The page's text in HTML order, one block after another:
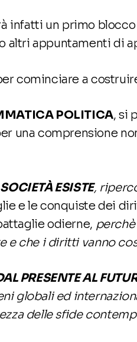
infatti un primo blocco
altri appuntamenti di
cominciare a
POLITICA, si
una comprensione
ESISTE,
e le conquiste dei
odierne, perchè
e che i diritti vanno
PRESENTE AL
globali ed
delle sfide